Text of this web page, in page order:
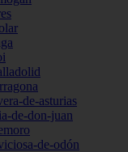
de-asturias
de-don-juan
de-odón